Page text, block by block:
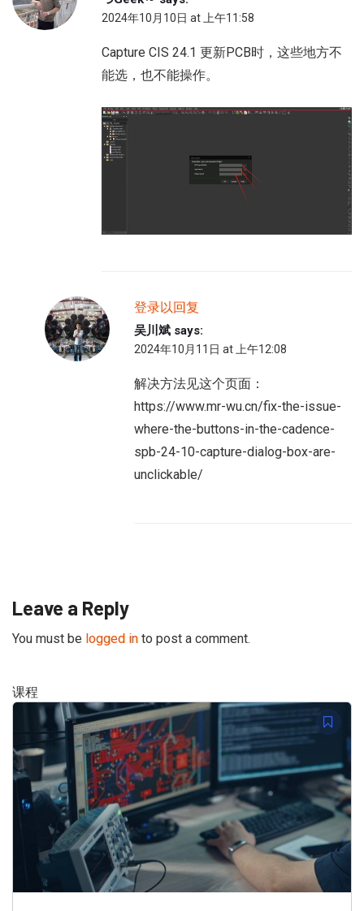
2024年10月10日 at 上午11:58
Capture CIS 24.1 更新PCB时，这些地方不
能选，也不能操作。
登录以回复
吴川斌 says:
2024年10月11日 at 上午12:08
解决方法见这个页面：
https://www.mr-wu.cn/fix-the-issue-
where-the-buttons-in-the-cadence-
spb-24-10-capture-dialog-box-are-
unclickable/
Leave a Reply
You must be logged in to post a comment.
课程